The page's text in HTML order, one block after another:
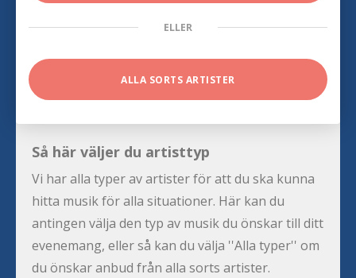
ELLER
ALLA SORTS ARTISTER
Så här väljer du artisttyp
Vi har alla typer av artister för att du ska kunna
hitta musik för alla situationer. Här kan du
antingen välja den typ av musik du önskar till ditt
evenemang, eller så kan du välja ''Alla typer'' om
du önskar anbud från alla sorts artister.